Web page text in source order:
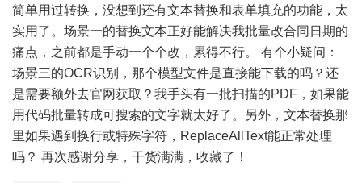
简单用过转换，没想到还有文本替换和表单填充的功能，太
实用了。场景一的替换文本正好能解决我批量改合同日期的
痛点，之前都是手动一个个改，累得不行。 有个小疑问：
场景三的OCR识别，那个模型文件是直接能下载的吗？还
是需要额外去官网获取？我手头有一批扫描的PDF，如果能
用代码批量转成可搜索的文字就太好了。另外，文本替换那
里如果遇到换行或特殊字符，ReplaceAllText能正常处理
吗？ 再次感谢分享，干货满满，收藏了！